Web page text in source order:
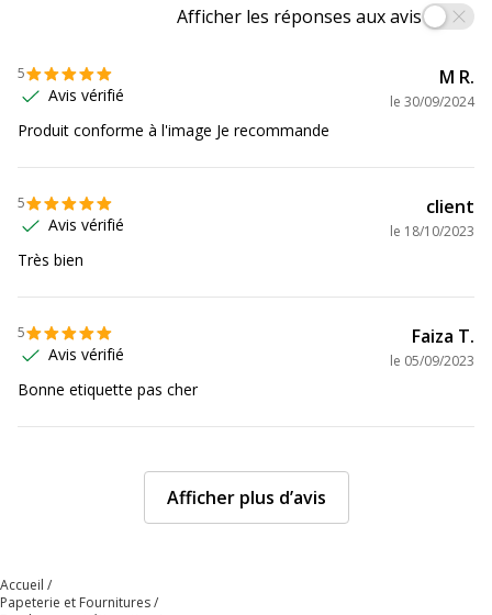
Afficher les réponses aux avis
5
Avis vérifié
M R.
le 30/09/2024
Produit conforme à l'image Je recommande
5
Avis vérifié
client
le 18/10/2023
Très bien
5
Avis vérifié
Faiza T.
le 05/09/2023
Bonne etiquette pas cher
Afficher plus d’avis
Accueil
Papeterie et Fournitures